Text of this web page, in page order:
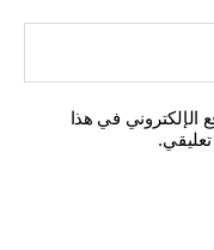
الإلكتروني في هذا